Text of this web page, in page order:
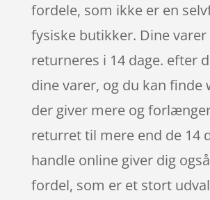
fordele, som ikke er en
fysiske butikker. Dine
returneres i 14 dage. efter
dine varer, og du kan finde
der giver mere og
returret til mere end de 14
handle online giver dig
fordel, som er et stort